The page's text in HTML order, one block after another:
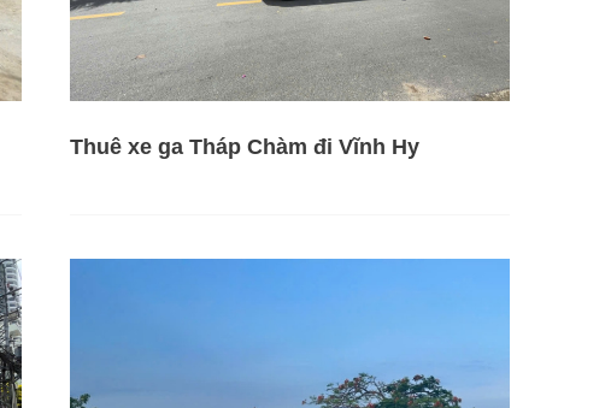
Thuê xe ga Tháp Chàm đi Vĩnh Hy